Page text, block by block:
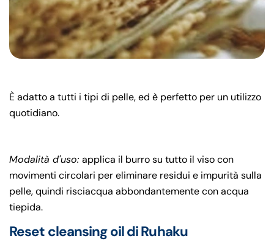
È adatto a tutti i tipi di pelle, ed è perfetto per un utilizzo
quotidiano.
Modalità d'uso: applica il burro su tutto il viso con
movimenti circolari per eliminare residui e impurità sulla
pelle, quindi risciacqua abbondantemente con acqua
tiepida.
Reset cleansing oil di Ruhaku